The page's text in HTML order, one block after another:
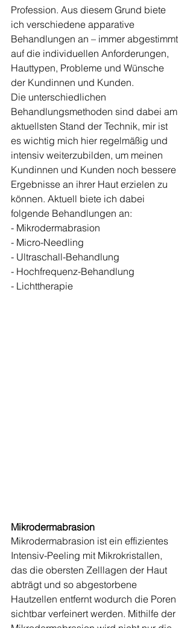
Profession. Aus diesem Grund biete
ich verschiedene apparative
Behandlungen an – immer abgestimmt
auf die individuellen Anforderungen,
Hauttypen, Probleme und Wünsche
der Kundinnen und Kunden.
Die unterschiedlichen
Behandlungsmethoden sind dabei am
aktuellsten Stand der Technik, mir ist
es wichtig mich hier regelmäßig und
intensiv weiterzubilden, um meinen
Kundinnen und Kunden noch bessere
Ergebnisse an ihrer Haut erzielen zu
können. Aktuell biete ich dabei
folgende Behandlungen an:
- Mikrodermabrasion
- Micro-Needling
- Ultraschall-Behandlung
- Hochfrequenz-Behandlung
- Lichttherapie
Mikrodermabrasion
Mikrodermabrasion ist ein effizientes
Intensiv-Peeling mit Mikrokristallen,
das die obersten Zelllagen der Haut
abträgt und so abgestorbene
Hautzellen entfernt wodurch die Poren
sichtbar verfeinert werden. Mithilfe der